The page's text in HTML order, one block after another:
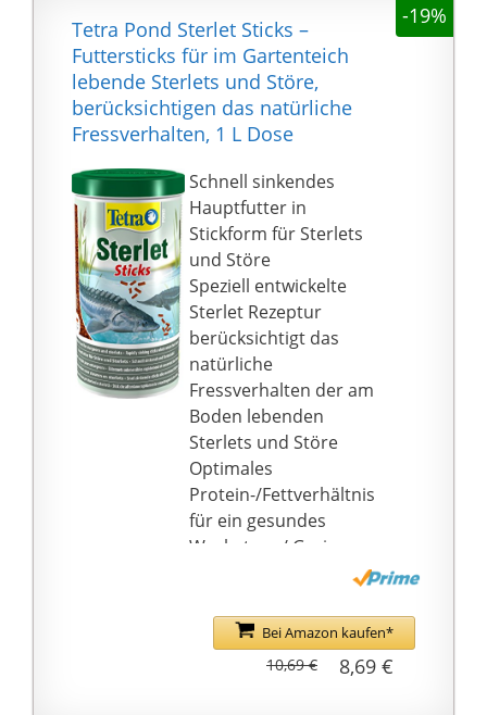
-19%
Tetra Pond Sterlet Sticks –
Futtersticks für im Gartenteich
lebende Sterlets und Störe,
berücksichtigen das natürliche
Fressverhalten, 1 L Dose
Schnell sinkendes
Hauptfutter in
Stickform für Sterlets
und Störe
Speziell entwickelte
Sterlet Rezeptur
berücksichtigt das
natürliche
Fressverhalten der am
Boden lebenden
Sterlets und Störe
Optimales
Protein-/Fettverhältnis
für ein gesundes
Wachstum / Geringer
eine artgerechte
Ernährung
Kleine Sticks
Bei Amazon kaufen*
8,69 €
10,69 €